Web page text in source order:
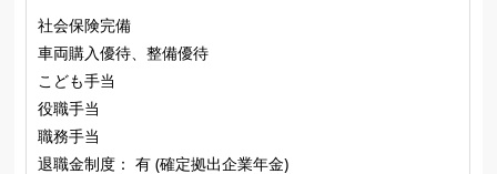
社会保険完備
車両購入優待、整備優待
こども手当
役職手当
職務手当
退職金制度： 有 (確定拠出企業年金)